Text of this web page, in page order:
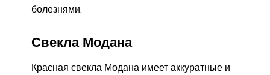
болезнями.
Свекла Модана
Красная свекла Модана имеет аккуратные и